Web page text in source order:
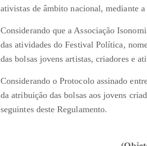
ativistas de âmbito nacional, mediante a
Considerando que a Associação
das atividades do Festival Política,
das bolsas jovens artistas, criadores e
Considerando o Protocolo assinado
da atribuição das bolsas aos jovens
seguintes deste Regulamento.